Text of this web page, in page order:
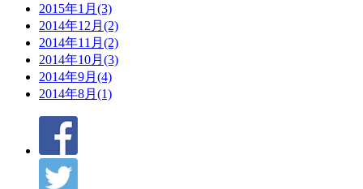
2015年1月(3)
2014年12月(2)
2014年11月(2)
2014年10月(3)
2014年9月(4)
2014年8月(1)